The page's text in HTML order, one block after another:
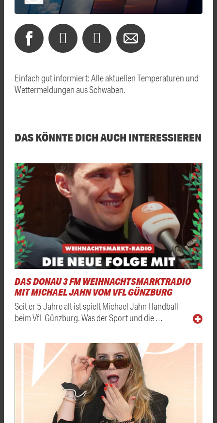
Einfach gut informiert: Alle aktuellen Temperaturen und
Wettermeldungen aus Schwaben.
DAS KÖNNTE DICH AUCH INTERESSIEREN
DAS DONAU 3 FM WEIHNACHTSMARKTRADIO
MIT MICHAEL JAHN VOM VFL GÜNZBURG
Seit er 5 Jahre alt ist spielt Michael Jahn Handball
beim VfL Günzburg. Was der Sport und die …